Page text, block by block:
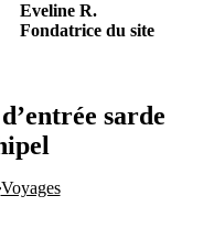
Eveline R.
Fondatrice du site
sarde
Voyages